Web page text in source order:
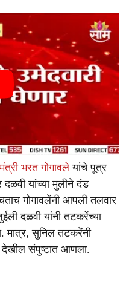
मंत्री भरत गोगावले यांचे पूत्र
यांच्या मुलीने दंड
गोगावलेंनी आपली तलवार
दळवी यांनी तटकरेंच्या
मात्र, सुनिल तटकरेंनी
देखील संपुष्टात आणला.